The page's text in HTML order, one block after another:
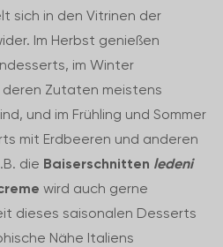
sich in den Vitrinen der
Im Herbst genießen
im Winter
Zutaten meistens
und im Frühling und Sommer
mit Erdbeeren und anderen
die Baiserschnitten ledeni
wird auch gerne
dieses saisonalen Desserts
Nähe Italiens